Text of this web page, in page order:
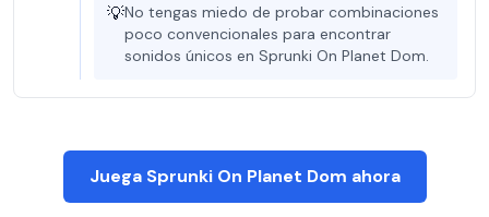
💡No tengas miedo de probar combinaciones
poco convencionales para encontrar
sonidos únicos en Sprunki On Planet Dom.
Juega Sprunki On Planet Dom ahora